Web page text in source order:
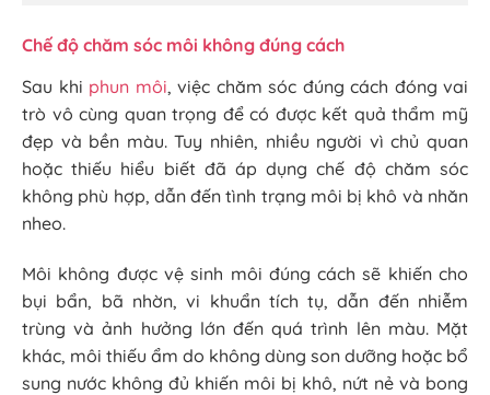
Chế độ chăm sóc môi không đúng cách
Sau khi phun môi, việc chăm sóc đúng cách đóng vai
trò vô cùng quan trọng để có được kết quả thẩm mỹ
đẹp và bền màu. Tuy nhiên, nhiều người vì chủ quan
hoặc thiếu hiểu biết đã áp dụng chế độ chăm sóc
không phù hợp, dẫn đến tình trạng môi bị khô và nhăn
nheo.
Môi không được vệ sinh môi đúng cách sẽ khiến cho
bụi bẩn, bã nhờn, vi khuẩn tích tụ, dẫn đến nhiễm
trùng và ảnh hưởng lớn đến quá trình lên màu. Mặt
khác, môi thiếu ẩm do không dùng son dưỡng hoặc bổ
sung nước không đủ khiến môi bị khô, nứt nẻ và bong